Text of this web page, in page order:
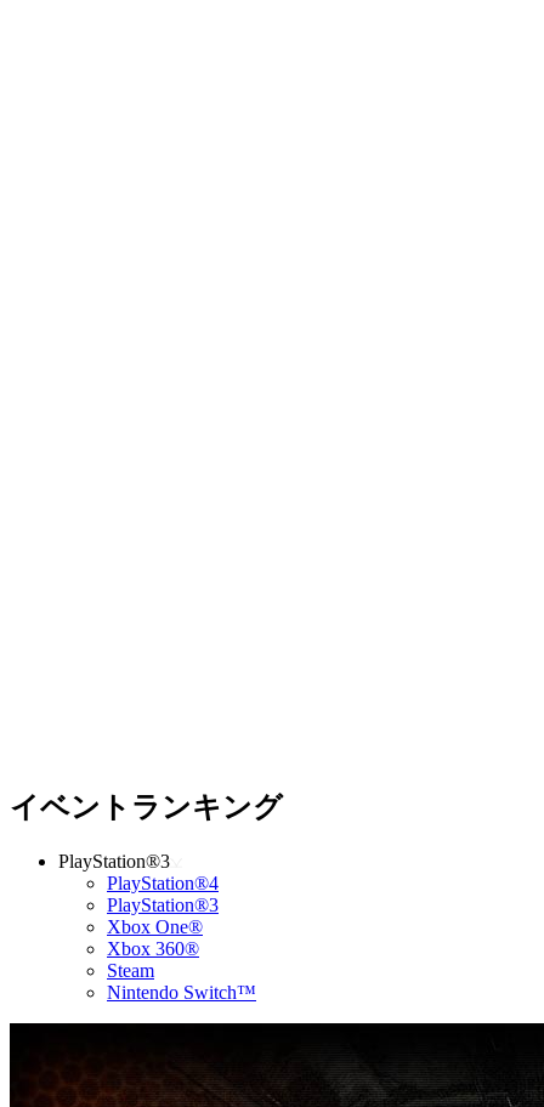
イベントランキング
PlayStation®3
PlayStation®4
PlayStation®3
Xbox One®
Xbox 360®
Steam
Nintendo Switch™